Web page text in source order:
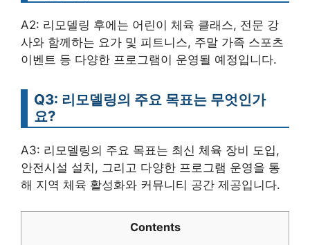
A2: 리모델링 후에는 어린이 체육 클래스, 전문 강
사와 함께하는 요가 및 피트니스, 주말 가족 스포츠
이벤트 등 다양한 프로그램이 운영될 예정입니다.
Q3: 리모델링의 주요 목표는 무엇인가
요?
A3: 리모델링의 주요 목표는 최신 체육 장비 도입,
안전시설 설치, 그리고 다양한 프로그램 운영을 통
해 지역 체육 활성화와 커뮤니티 공간 제공입니다.
Contents